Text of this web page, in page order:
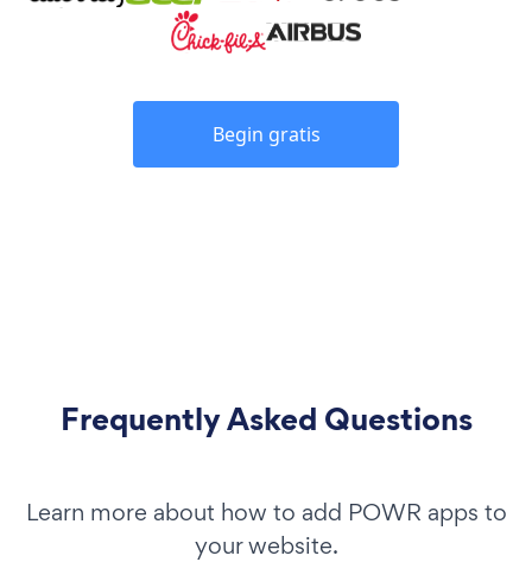
Begin gratis
Frequently Asked Questions
Learn more about how to add POWR apps to
your website.